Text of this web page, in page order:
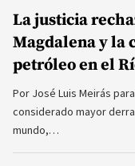
La justicia
Magdalena y la
petróleo en el
Por José Luis Meirás
considerado mayor
mundo,…